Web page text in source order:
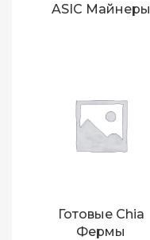
ASIC Майнеры
Готовые Chia
Фермы